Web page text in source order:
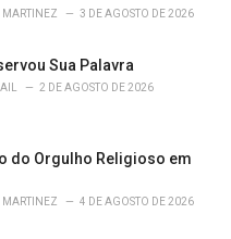
MARTINEZ 3 DE AGOSTO DE 2026
Sua Palavra
2 DE AGOSTO DE 2026
do Orgulho Religioso em
MARTINEZ 4 DE AGOSTO DE 2026